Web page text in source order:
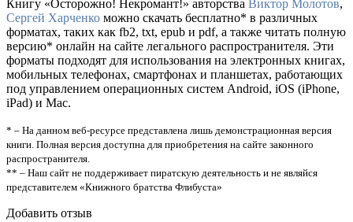
Книгу «Осторожно! Некромант!» авторства Виктор Молотов,
Сергей Харченко можно скачать бесплатно* в различных
форматах, таких как fb2, txt, epub и pdf, а также читать полную
версию* онлайн на сайте легального распространителя. Эти
форматы подходят для использования на электронных книгах,
мобильных телефонах, смартфонах и планшетах, работающих
под управлением операционных систем Android, iOS (iPhone,
iPad) и Mac.
* – На данном веб-ресурсе представлена лишь демонстрационная версия
книги. Полная версия доступна для приобретения на сайте законного
распространителя.
** – Наш сайт не поддерживает пиратскую деятельность и не являйся
представителем «Книжного братства Флибуста»
Добавить отзыв